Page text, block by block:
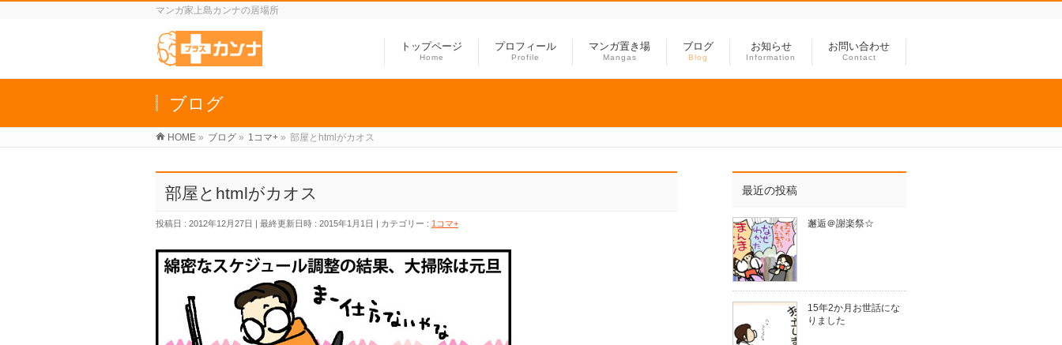
マンガ家上島カンナの居場所
トップページ
Home
プロフィール
Profile
マンガ置き場
Mangas
ブログ
Blog
お知らせ
Information
お問い合わせ
Contact
ブログ
HOME » ブログ » 1コマ+ » 部屋とhtmlがカオス
部屋とhtmlがカオス
投稿日 : 2012年12月27日 最終更新日時 : 2015年1月1日 カテゴリー : 1コマ+
最近の投稿
邂逅＠謝楽祭☆
15年2か月お世話にな
りました